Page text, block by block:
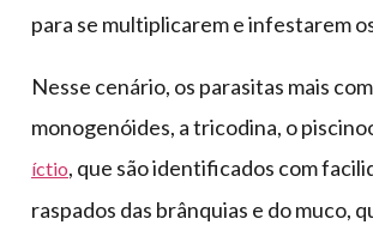
para se multiplicarem e infestarem
Nesse cenário, os parasitas mais
monogenóides, a tricodina, o
íctio, que são identificados com
raspados das brânquias e do muco,